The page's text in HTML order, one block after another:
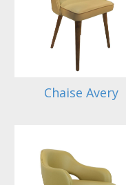
Chaise Avery